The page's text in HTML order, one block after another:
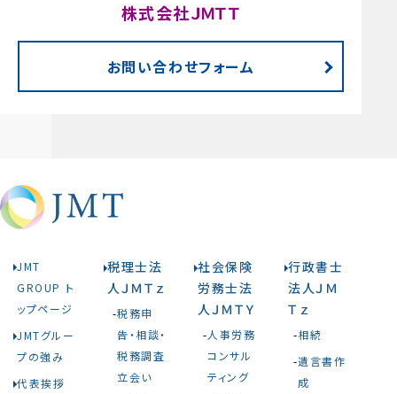
株式会社ＪＭＴＴ
お問い合わせフォーム
JMT
GROUP ト
ップページ
JMTグルー
プの強み
代表挨拶
税理士法
人ＪＭＴｚ
税務申
告・相談・
税務調査
立会い
社会保険
労務士法
人ＪＭＴＹ
人事労務
コンサル
ティング
行政書士
法人ＪＭ
Ｔｚ
相続
遺言書作
成